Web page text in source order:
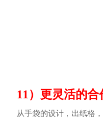
11）更灵活的合
从手袋的设计，出纸格